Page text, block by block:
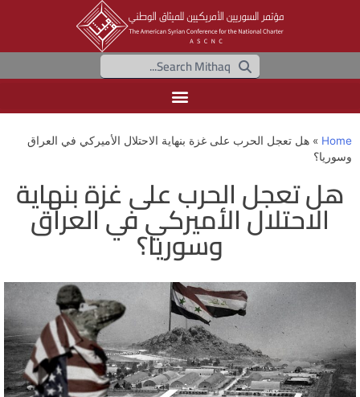
Home
» هل تعجل الحرب على غزة بنهاية الاحتلال الأميركي في العراق
وسوريا؟
هل تعجل الحرب على غزة بنهاية
الاحتلال الأميركي في العراق
وسوريا؟